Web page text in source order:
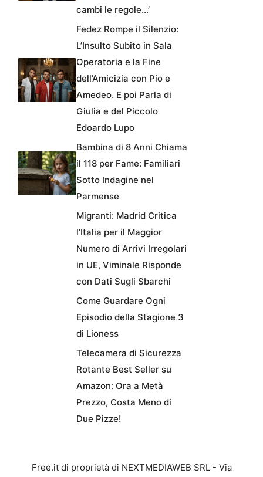
cambi le regole…’
Fedez Rompe il Silenzio:
L’Insulto Subito in Sala
Operatoria e la Fine
dell’Amicizia con Pio e
Amedeo. E poi Parla di
Giulia e del Piccolo
Edoardo Lupo
Bambina di 8 Anni Chiama
il 118 per Fame: Familiari
Sotto Indagine nel
Parmense
Migranti: Madrid Critica
l’Italia per il Maggior
Numero di Arrivi Irregolari
in UE, Viminale Risponde
con Dati Sugli Sbarchi
Come Guardare Ogni
Episodio della Stagione 3
di Lioness
Telecamera di Sicurezza
Rotante Best Seller su
Amazon: Ora a Metà
Prezzo, Costa Meno di
Due Pizze!
Free.it di proprietà di NEXTMEDIAWEB SRL - Via